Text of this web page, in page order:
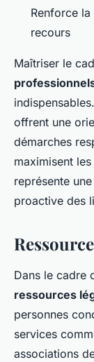
Renforce
recours
Maîtriser le
offrent une
démarches
maximisent
représente
proactive des
Dans le cadre
ressources
personnes
services
associations